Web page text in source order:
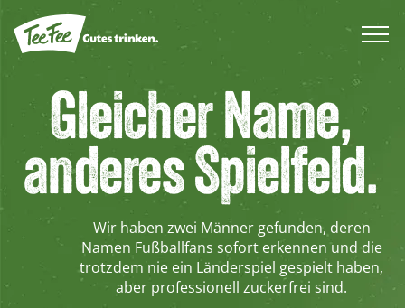
Gleicher Name,
anderes Spielfeld.
Wir haben zwei Männer gefunden, deren
Namen Fußballfans sofort erkennen und die
trotzdem nie ein Länderspiel gespielt haben,
aber professionell zuckerfrei sind.